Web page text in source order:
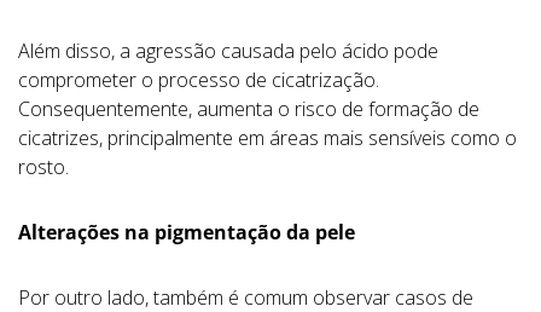
Além disso, a agressão causada pelo ácido pode
comprometer o processo de cicatrização.
Consequentemente, aumenta o risco de formação de
cicatrizes, principalmente em áreas mais sensíveis como o
rosto.
Alterações na pigmentação da pele
Por outro lado, também é comum observar casos de